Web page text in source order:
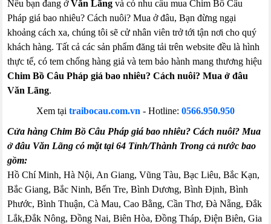
Nếu bạn đang ởVăn Lãng và có nhu cầu mua Chim Bồ Câu
Pháp giá bao nhiêu? Cách nuôi? Mua ở đâu, Bạn đừng ngại
khoảng cách xa, chúng tôi sẽ cử nhân viên trở tới tận nơi cho quý
khách hàng. Tất cả các sản phẩm đăng tải trên website đều là hình
thực tế, có tem chống hàng giả và tem bảo hành mang thương hiệu
Chim Bồ Câu Pháp giá bao nhiêu? Cách nuôi? Mua ở đâu
Văn Lãng.
Xem tại traibocau.com.vn - Hotline: 0566.950.950
Cửa hàng Chim Bồ Câu Pháp giá bao nhiêu? Cách nuôi? Mua
ở đâu Văn Lãng có mặt tại 64 Tỉnh/Thành Trong cả nước bao
gồm:
Hồ Chí Minh, Hà Nội, An Giang, Vũng Tàu, Bạc Liêu, Bắc Kạn,
Bắc Giang, Bắc Ninh, Bến Tre, Bình Dương, Bình Định, Bình
Phước, Bình Thuận, Cà Mau, Cao Bằng, Cần Thơ, Đà Nẵng, Đắk
Lắk,Đắk Nông, Đồng Nai, Biên Hòa, Đồng Tháp, Điện Biên, Gia